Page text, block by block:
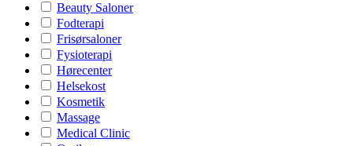
Beauty Saloner
Fodterapi
Frisørsaloner
Fysioterapi
Hørecenter
Helsekost
Kosmetik
Massage
Medical Clinic